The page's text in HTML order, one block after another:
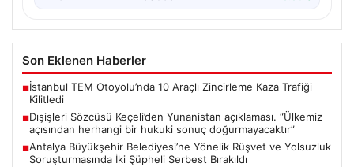
Son Eklenen Haberler
■İstanbul TEM Otoyolu’nda 10 Araçlı Zincirleme Kaza Trafiği
Kilitledi
■Dışişleri Sözcüsü Keçeli’den Yunanistan açıklaması. “Ülkemiz
açısından herhangi bir hukuki sonuç doğurmayacaktır”
■Antalya Büyükşehir Belediyesi’ne Yönelik Rüşvet ve Yolsuzluk
Soruşturmasında İki Şüpheli Serbest Bırakıldı